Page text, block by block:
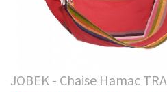
JOBEK - Chaise Hamac